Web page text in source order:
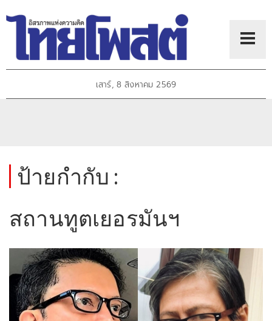
เสาร์, 8 สิงหาคม 2569
ป้ายกำกับ :
สถานทูตเยอรมันฯ